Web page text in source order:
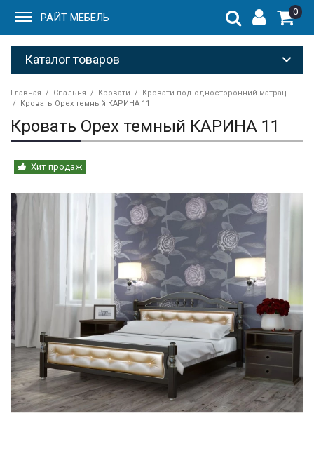
РАЙТ МЕБЕЛЬ 0
Каталог товаров
Главная Спальня Кровати
Кровати под односторонний матрац
Кровать Орех темный КАРИНА 11
Кровать Орех темный КАРИНА 11
Хит продаж